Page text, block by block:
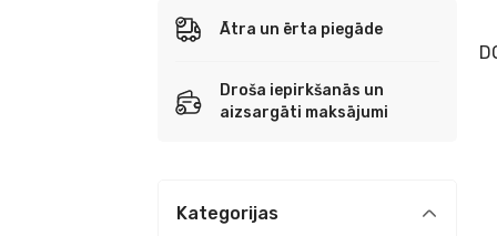
Ātra un ērta piegāde
Droša iepirkšanās un
aizsargāti maksājumi
Kategorijas